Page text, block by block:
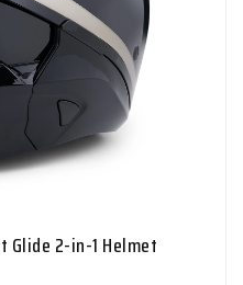
Glide 2-in-1 Helmet